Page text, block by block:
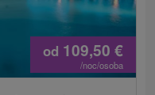
od 109,50 €
/noc/osoba